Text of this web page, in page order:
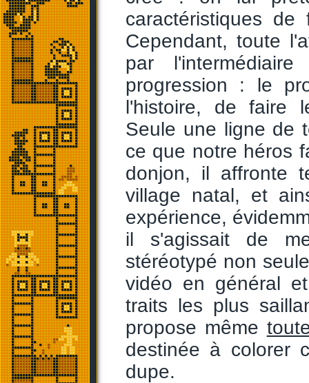
caractéristiques
Cependant, toute
par
progression : le
l'histoire, de faire
Seule une ligne de
ce que notre héros
donjon, il affronte
village natal, et
expérience,
il s'agissait de
stéréotypé non
vidéo en général
traits les plus
propose même
destinée à colorer
dupe.